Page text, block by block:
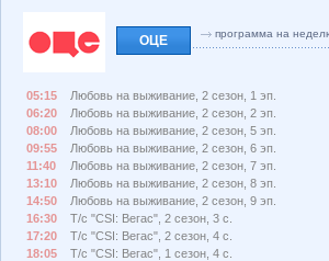
ОЦЕ программа на
05:15
Любовь на выживание, 2 сезон, 1 эп.
06:20
Любовь на выживание, 2 сезон, 2 эп.
08:00
Любовь на выживание, 2 сезон, 5 эп.
09:55
Любовь на выживание, 2 сезон, 6 эп.
11:40
Любовь на выживание, 2 сезон, 7 эп.
13:10
Любовь на выживание, 2 сезон, 8 эп.
14:50
Любовь на выживание, 2 сезон, 9 эп.
16:30
Т/с "CSI: Вегас", 2 сезон, 3 с.
17:20
Т/с "CSI: Вегас", 2 сезон, 4 с.
18:05
Т/с "CSI: Вегас", 1 сезон, 4 с.